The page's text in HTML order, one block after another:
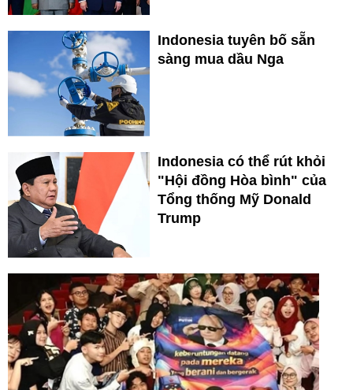
Indonesia tuyên bố sẵn
sàng mua dầu Nga
Indonesia có thể rút khỏi
"Hội đồng Hòa bình" của
Tổng thống Mỹ Donald
Trump